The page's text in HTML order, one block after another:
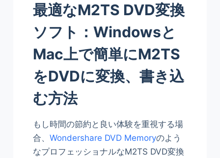
最適なM2TS DVD変換
ソフト：Windowsと
Mac上で簡単にM2TS
をDVDに変換、書き込
む方法
もし時間の節約と良い体験を重視する場
合、 Wondershare DVD Memoryのよう
なプロフェッショナルなM2TS DVD変換